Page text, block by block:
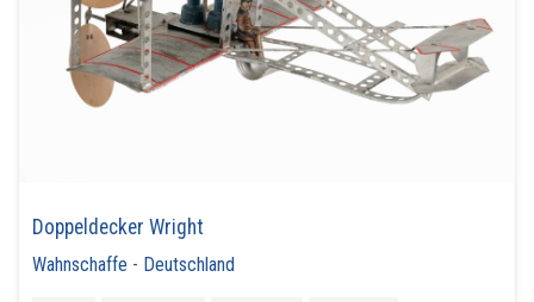
Doppeldecker Wright
Wahnschaffe - Deutschland